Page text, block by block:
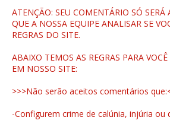
ATENÇÃO: SEU COMENTÁRIO SÓ SERÁ
QUE A NOSSA EQUIPE ANALISAR SE
REGRAS DO SITE.
ABAIXO TEMOS AS REGRAS PARA
EM NOSSO SITE:
>>>Não serão aceitos comentários
-Configurem crime de calúnia, injúria ou